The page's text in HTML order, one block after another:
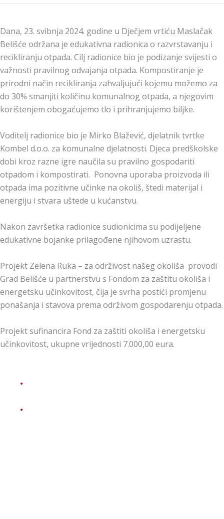
Dana, 23. svibnja 2024. godine u Dječjem vrtiću Maslačak
Belišće održana je edukativna radionica o razvrstavanju i
recikliranju otpada. Cilj radionice bio je podizanje svijesti o
važnosti pravilnog odvajanja otpada. Kompostiranje je
prirodni način recikliranja zahvaljujući kojemu možemo za
do 30% smanjiti količinu komunalnog otpada, a njegovim
korištenjem obogaćujemo tlo i prihranjujemo biljke.
Voditelj radionice bio je Mirko Blažević, djelatnik tvrtke
Kombel d.o.o. za komunalne djelatnosti. Djeca predškolske
dobi kroz razne igre naučila su pravilno gospodariti
otpadom i kompostirati. Ponovna uporaba proizvoda ili
otpada ima pozitivne učinke na okoliš, štedi materijal i
energiju i stvara uštede u kućanstvu.
Nakon završetka radionice sudionicima su podijeljene
edukativne bojanke prilagođene njihovom uzrastu.
Projekt Zelena Ruka – za održivost našeg okoliša provodi
Grad Belišće u partnerstvu s Fondom za zaštitu okoliša i
energetsku učinkovitost, čija je svrha postići promjenu
ponašanja i stavova prema održivom gospodarenju otpada.
Projekt sufinancira Fond za zaštiti okoliša i energetsku
učinkovitost, ukupne vrijednosti 7.000,00 eura.